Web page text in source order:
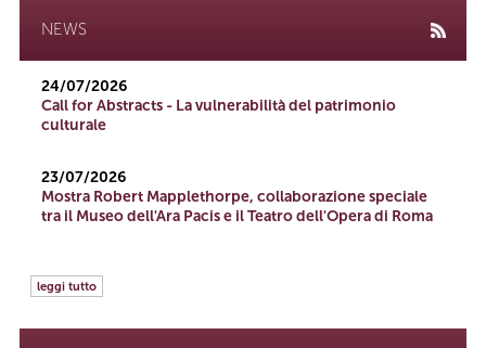
NEWS
24/07/2026
Call for Abstracts - La vulnerabilità del patrimonio
culturale
23/07/2026
Mostra Robert Mapplethorpe, collaborazione speciale
tra il Museo dell'Ara Pacis e il Teatro dell'Opera di Roma
leggi tutto